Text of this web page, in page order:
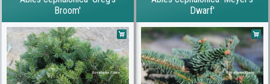
Broom'
Dwarf'